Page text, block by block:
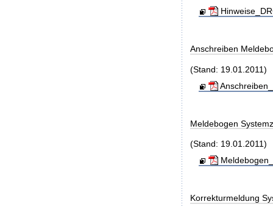
Anschreiben
(Stand: 19.01.2011)
Meldebogen
(Stand: 19.01.2011)
Korrekturmeldung